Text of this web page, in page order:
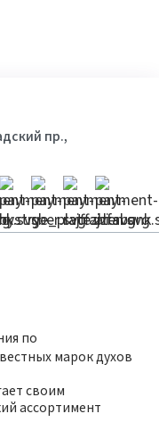
пр.,
по
марок духов
своим
ассортимент